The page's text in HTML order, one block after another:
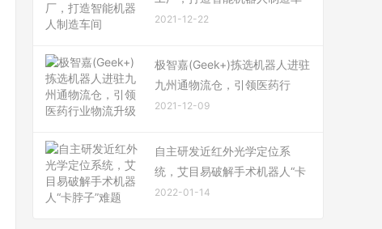
2021-12-22
极智嘉(Geek+)拣选机器人进驻
九州通物流仓，引领医药行
2021-12-09
自主研发近红外光学定位系
统，艾目易破解手术机器人“卡
2022-01-14